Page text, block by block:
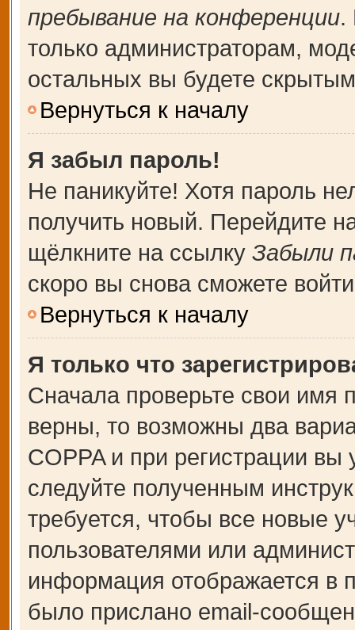
пребывание на конференции.
только администраторам,
остальных вы будете
Вернуться к началу
Я забыл пароль!
Не паникуйте! Хотя пароль
получить новый. Перейдите
щёлкните на ссылку Забыли
скоро вы снова сможете
Вернуться к началу
Я только что
Сначала проверьте свои имя
верны, то возможны два
COPPA и при регистрации вы
следуйте полученным
требуется, чтобы все новые
пользователями или
информация отображается в
было прислано email-